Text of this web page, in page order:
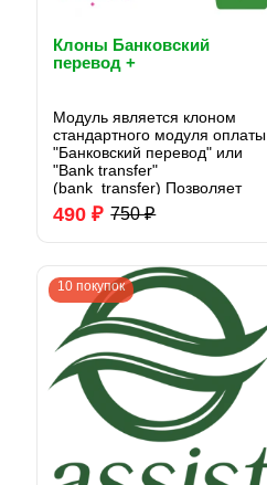
Клоны Банковский
перевод +
Модуль является клоном
стандартного модуля оплаты
"Банковский перевод" или
"Bank transfer"
(bank_transfer) Позволяет
сделать неограниченное
количество копий данного
490 ₽ 750 ₽
10 покупок